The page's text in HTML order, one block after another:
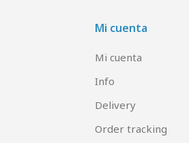
Mi cuenta
Mi cuenta
Info
Delivery
Order tracking